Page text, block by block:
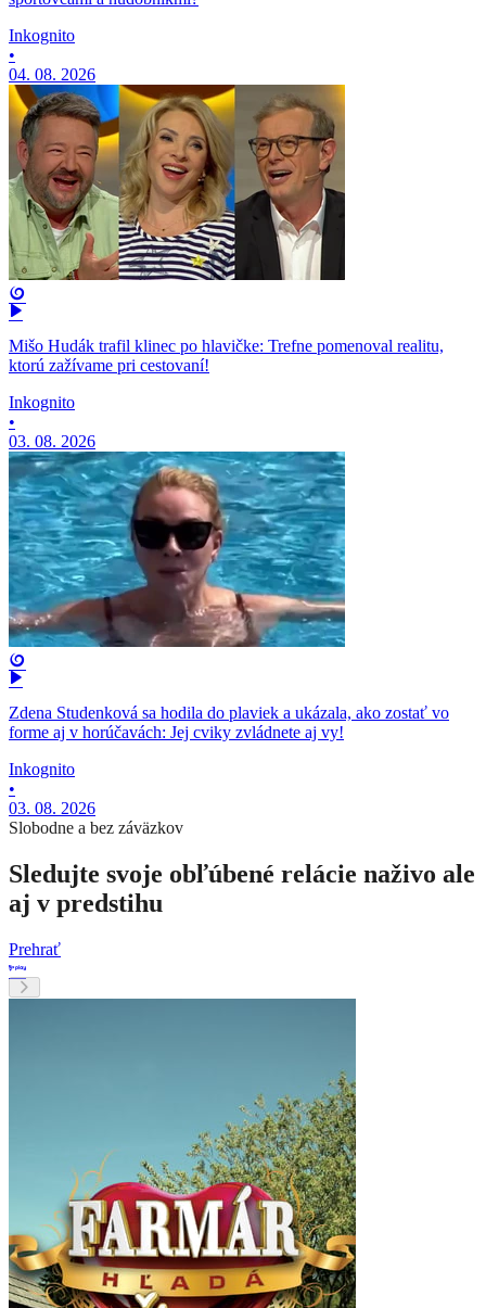
Inkognito
•
04. 08. 2026
Mišo Hudák trafil klinec po hlavičke: Trefne pomenoval realitu,
ktorú zažívame pri cestovaní!
Inkognito
•
03. 08. 2026
Zdena Studenková sa hodila do plaviek a ukázala, ako zostať vo
forme aj v horúčavách: Jej cviky zvládnete aj vy!
Inkognito
•
03. 08. 2026
Slobodne a bez záväzkov
Sledujte svoje obľúbené relácie naživo ale
aj v predstihu
Prehrať